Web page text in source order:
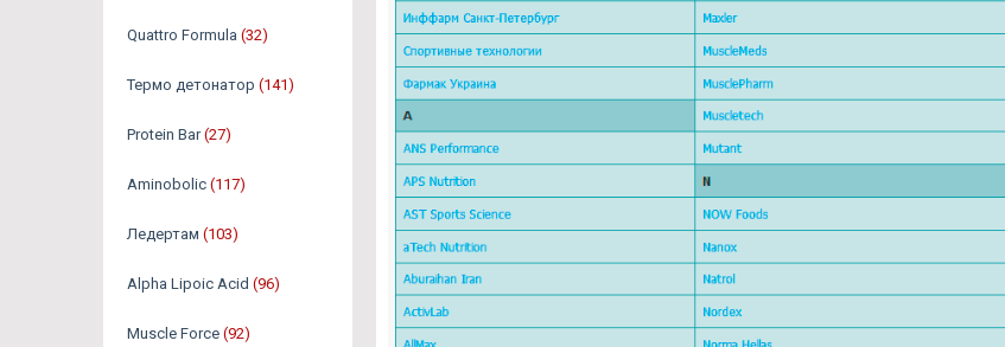
Quattro Formula (32)
Термо детонатор (141)
Protein Bar (27)
Aminobolic (117)
Ледертам (103)
Alpha Lipoic Acid (96)
Muscle Force (92)